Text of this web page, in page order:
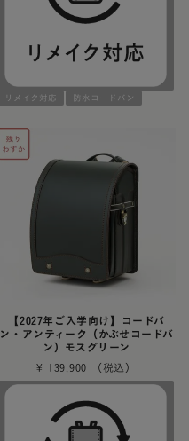
リメイク対応 防水コードバン
【2027年ご入学向け】コードバ
ン・アンティーク（かぶせコードバ
ン）モスグリーン
¥
139,900